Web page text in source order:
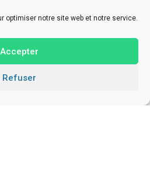
optimiser notre site web et notre service.
Accepter
Refuser